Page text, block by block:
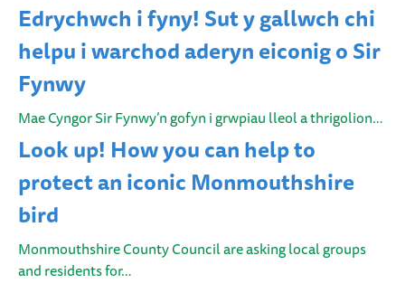
Edrychwch i fyny! Sut y gallwch chi
helpu i warchod aderyn eiconig o Sir
Fynwy
Mae Cyngor Sir Fynwy’n gofyn i grwpiau lleol a thrigolion…
Look up! How you can help to
protect an iconic Monmouthshire
bird
Monmouthshire County Council are asking local groups
and residents for…